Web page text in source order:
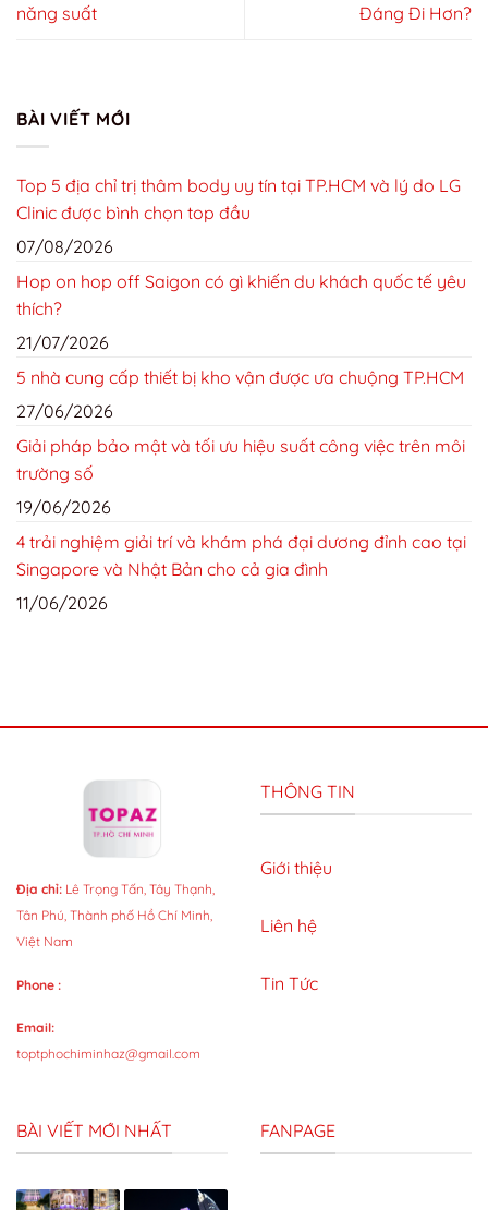
năng suất
Đáng Đi Hơn?
BÀI VIẾT MỚI
Top 5 địa chỉ trị thâm body uy tín tại TP.HCM và lý do LG
Clinic được bình chọn top đầu
07/08/2026
Hop on hop off Saigon có gì khiến du khách quốc tế yêu
thích?
21/07/2026
5 nhà cung cấp thiết bị kho vận được ưa chuộng TP.HCM
27/06/2026
Giải pháp bảo mật và tối ưu hiệu suất công việc trên môi
trường số
19/06/2026
4 trải nghiệm giải trí và khám phá đại dương đỉnh cao tại
Singapore và Nhật Bản cho cả gia đình
11/06/2026
Địa chỉ: Lê Trọng Tấn, Tây Thạnh,
Tân Phú, Thành phố Hồ Chí Minh,
Việt Nam
Phone :
Email:
toptphochiminhaz@gmail.com
THÔNG TIN
Giới thiệu
Liên hệ
Tin Tức
BÀI VIẾT MỚI NHẤT FANPAGE